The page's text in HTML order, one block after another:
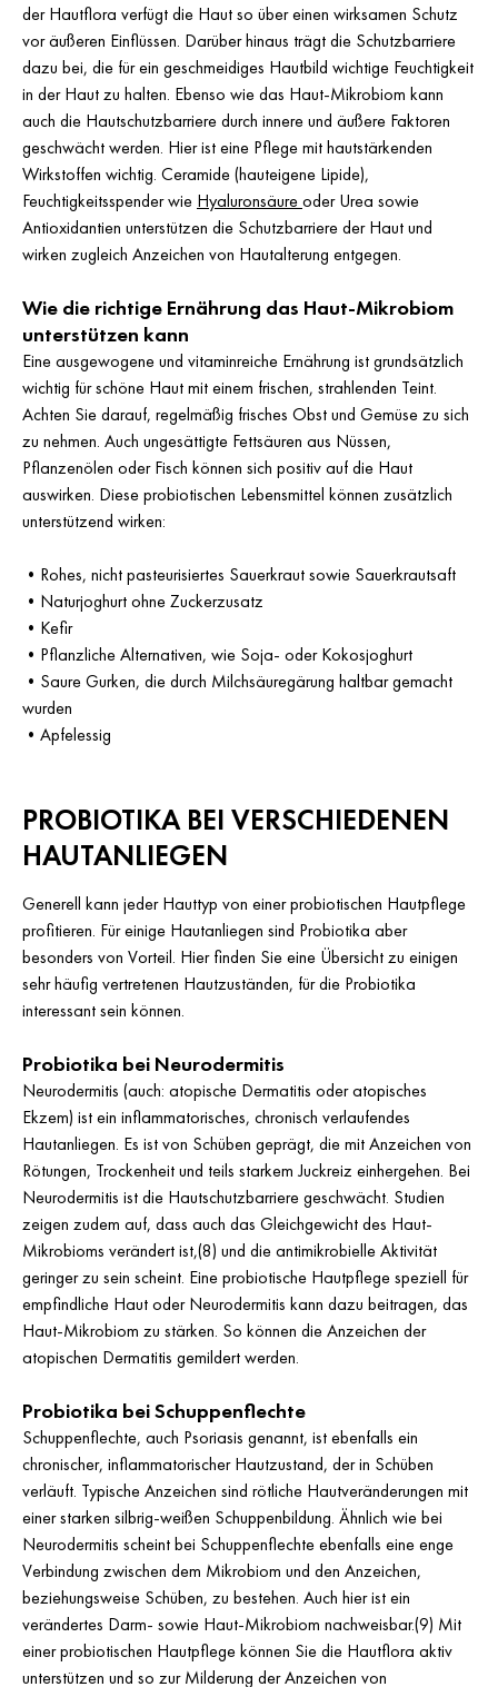
der Hautflora verfügt die Haut so über einen wirksamen Schutz
vor äußeren Einflüssen. Darüber hinaus trägt die Schutzbarriere
dazu bei, die für ein geschmeidiges Hautbild wichtige Feuchtigkeit
in der Haut zu halten. Ebenso wie das Haut-Mikrobiom kann
auch die Hautschutzbarriere durch innere und äußere Faktoren
geschwächt werden. Hier ist eine Pflege mit hautstärkenden
Wirkstoffen wichtig. Ceramide (hauteigene Lipide),
Feuchtigkeitsspender wie Hyaluronsäureoder Urea sowie
Antioxidantien unterstützen die Schutzbarriere der Haut und
wirken zugleich Anzeichen von Hautalterung entgegen.
Wie die richtige Ernährung das Haut-Mikrobiom
unterstützen kann
Eine ausgewogene und vitaminreiche Ernährung ist grundsätzlich
wichtig für schöne Haut mit einem frischen, strahlenden Teint.
Achten Sie darauf, regelmäßig frisches Obst und Gemüse zu sich
zu nehmen. Auch ungesättigte Fettsäuren aus Nüssen,
Pflanzenölen oder Fisch können sich positiv auf die Haut
auswirken. Diese probiotischen Lebensmittel können zusätzlich
unterstützend wirken:
• Rohes, nicht pasteurisiertes Sauerkraut sowie Sauerkrautsaft
• Naturjoghurt ohne Zuckerzusatz
• Kefir
• Pflanzliche Alternativen, wie Soja- oder Kokosjoghurt
• Saure Gurken, die durch Milchsäuregärung haltbar gemacht
wurden
• Apfelessig
PROBIOTIKA BEI VERSCHIEDENEN
HAUTANLIEGEN
Generell kann jeder Hauttyp von einer probiotischen Hautpflege
profitieren. Für einige Hautanliegen sind Probiotika aber
besonders von Vorteil. Hier finden Sie eine Übersicht zu einigen
sehr häufig vertretenen Hautzuständen, für die Probiotika
interessant sein können.
Probiotika bei Neurodermitis
Neurodermitis (auch: atopische Dermatitis oder atopisches
Ekzem) ist ein inflammatorisches, chronisch verlaufendes
Hautanliegen. Es ist von Schüben geprägt, die mit Anzeichen von
Rötungen, Trockenheit und teils starkem Juckreiz einhergehen. Bei
Neurodermitis ist die Hautschutzbarriere geschwächt. Studien
zeigen zudem auf, dass auch das Gleichgewicht des Haut-
Mikrobioms verändert ist,(8) und die antimikrobielle Aktivität
geringer zu sein scheint. Eine probiotische Hautpflege speziell für
empfindliche Haut oder Neurodermitis kann dazu beitragen, das
Haut-Mikrobiom zu stärken. So können die Anzeichen der
atopischen Dermatitis gemildert werden.
Probiotika bei Schuppenflechte
Schuppenflechte, auch Psoriasis genannt, ist ebenfalls ein
chronischer, inflammatorischer Hautzustand, der in Schüben
verläuft. Typische Anzeichen sind rötliche Hautveränderungen mit
einer starken silbrig-weißen Schuppenbildung. Ähnlich wie bei
Neurodermitis scheint bei Schuppenflechte ebenfalls eine enge
Verbindung zwischen dem Mikrobiom und den Anzeichen,
beziehungsweise Schüben, zu bestehen. Auch hier ist ein
verändertes Darm- sowie Haut-Mikrobiom nachweisbar.(9) Mit
einer probiotischen Hautpflege können Sie die Hautflora aktiv
unterstützen und so zur Milderung der Anzeichen von